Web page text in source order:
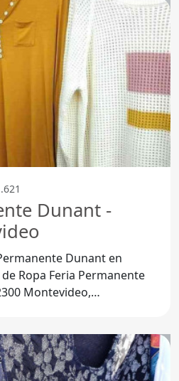
Dunant -
Dunant en
Montevideo,